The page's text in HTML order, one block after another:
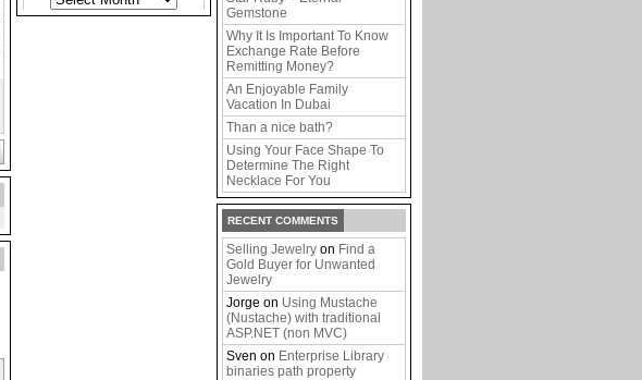
Gemstone
Why It Is Important To Know
Exchange Rate Before
Remitting Money?
An Enjoyable Family
Vacation In Dubai
Than a nice bath?
Using Your Face Shape To
Determine The Right
Necklace For You
RECENT COMMENTS
Selling Jewelry on Find a
Gold Buyer for Unwanted
Jewelry
Jorge on Using Mustache
(Nustache) with traditional
ASP.NET (non MVC)
Sven on Enterprise Library
binaries path property